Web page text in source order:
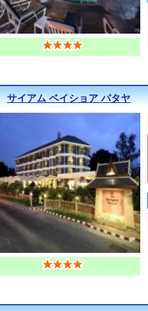
サイアム ベイショア パタヤ